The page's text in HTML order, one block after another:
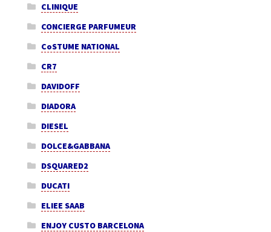
CLINIQUE
CONCIERGE PARFUMEUR
CoSTUME NATIONAL
CR7
DAVIDOFF
DIADORA
DIESEL
DOLCE&GABBANA
DSQUARED2
DUCATI
ELIEE SAAB
ENJOY CUSTO BARCELONA